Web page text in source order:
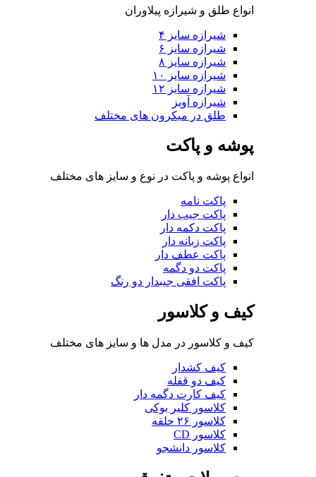
انواع طلق و شیرازه پیلاوران
شیرازه سایز ۴
شیرازه سایز ۶
شیرازه سایز ۸
شیرازه سایز ۱۰
شیرازه سایز ۱۲
شیرازه آویز
طلق در میکرون های مختلف
پوشه و پاکت
انواع پوشه و پاکت در نوع و سایز های مختلف
پاکت نامه
پاکت جیب دار
پاکت دکمه دار
پاکت زبانه دار
پاکت عطف دار
پاکت دو دگمه
پاکت افقی جیبدار دو رنگ
کیف و کلاسور
کیف و کلاسور در مدل ها و سایز های مختلف
کیف کشدار
کیف دو قفله
کیف کارت دگمه دار
کلاسور کلیر بوکی
کلاسور ۲۶ حلقه
کلاسور CD
کلاسور دانشجو